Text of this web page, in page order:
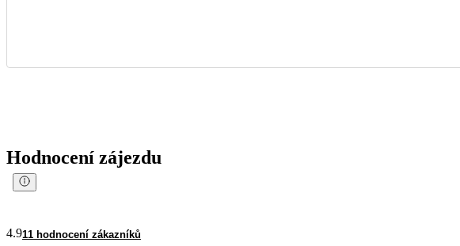
Hodnocení zájezdu
4.911 hodnocení zákazníků